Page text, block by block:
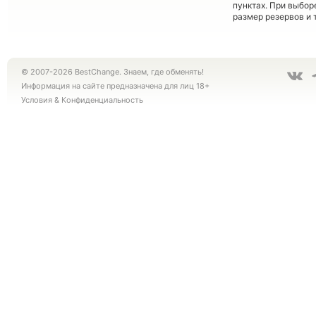
пунктах. При
размер резервов и
© 2007-2026 BestChange. Знаем, где обменять!
Информация на сайте предназначена для лиц 18+
Условия & Конфиденциальность